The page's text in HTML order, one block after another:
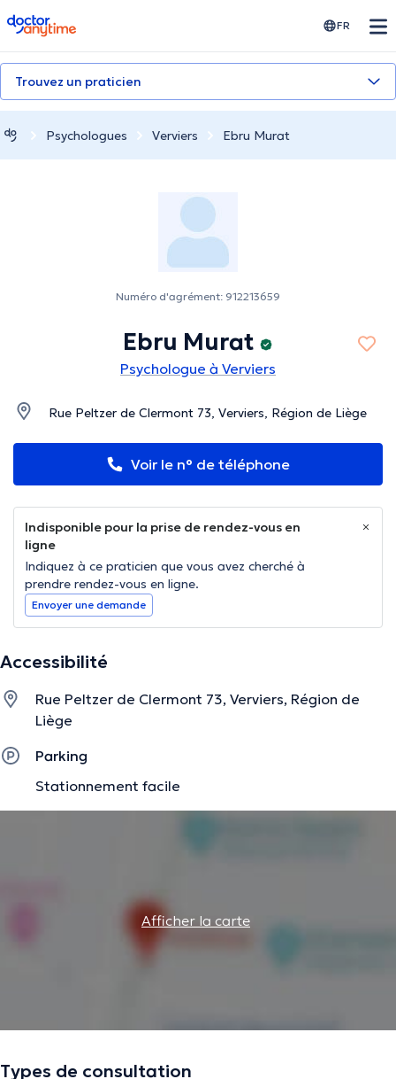
doctoranytime FR
Trouvez un praticien
Psychologues Verviers Ebru Murat
Numéro d'agrément: 912213659
Ebru Murat
Psychologue à Verviers
Rue Peltzer de Clermont 73, Verviers, Région de Liège
Voir le n° de téléphone
Indisponible pour la prise de rendez-vous en
ligne
Indiquez à ce praticien que vous avez cherché à
prendre rendez-vous en ligne.
Envoyer une demande
Accessibilité
Rue Peltzer de Clermont 73, Verviers, Région de
Liège
Parking
Stationnement facile
Afficher la carte
Types de consultation